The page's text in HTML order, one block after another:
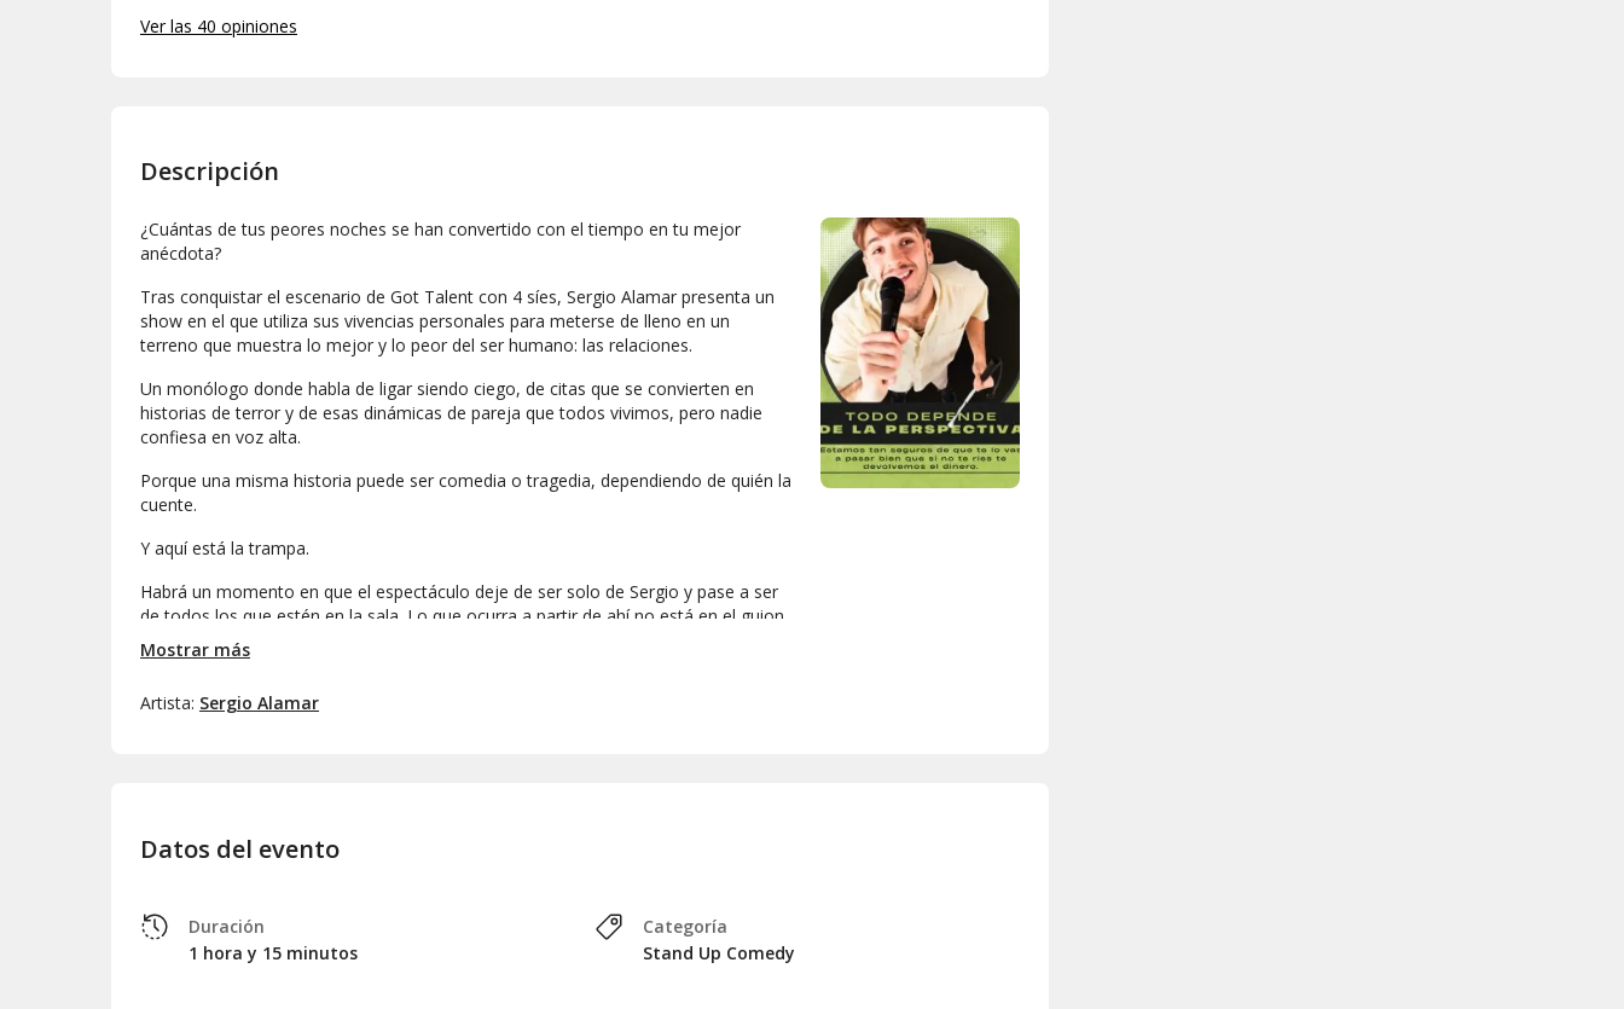
Ver las 40 opiniones
Descripción
¿Cuántas de tus peores noches se han convertido con el tiempo en tu mejor
anécdota?
Tras conquistar el escenario de Got Talent con 4 síes, Sergio Alamar presenta un
show en el que utiliza sus vivencias personales para meterse de lleno en un
terreno que muestra lo mejor y lo peor del ser humano: las relaciones.
Un monólogo donde habla de ligar siendo ciego, de citas que se convierten en
historias de terror y de esas dinámicas de pareja que todos vivimos, pero nadie
confiesa en voz alta.
Porque una misma historia puede ser comedia o tragedia, dependiendo de quién la
cuente.
Y aquí está la trampa.
Habrá un momento en que el espectáculo deje de ser solo de Sergio y pase a ser
de todos los que estén en la sala. Lo que ocurra a partir de ahí no está en el guion.
Porque, al fin y al cabo, tanto en la vida como en la comedia, las mejores noches
no están planeadas.
Esa es la gracia. Y también el riesgo.
Mostrar más
Artista: Sergio Alamar
Datos del evento
Duración
1 hora y 15 minutos
Categoría
Stand Up Comedy